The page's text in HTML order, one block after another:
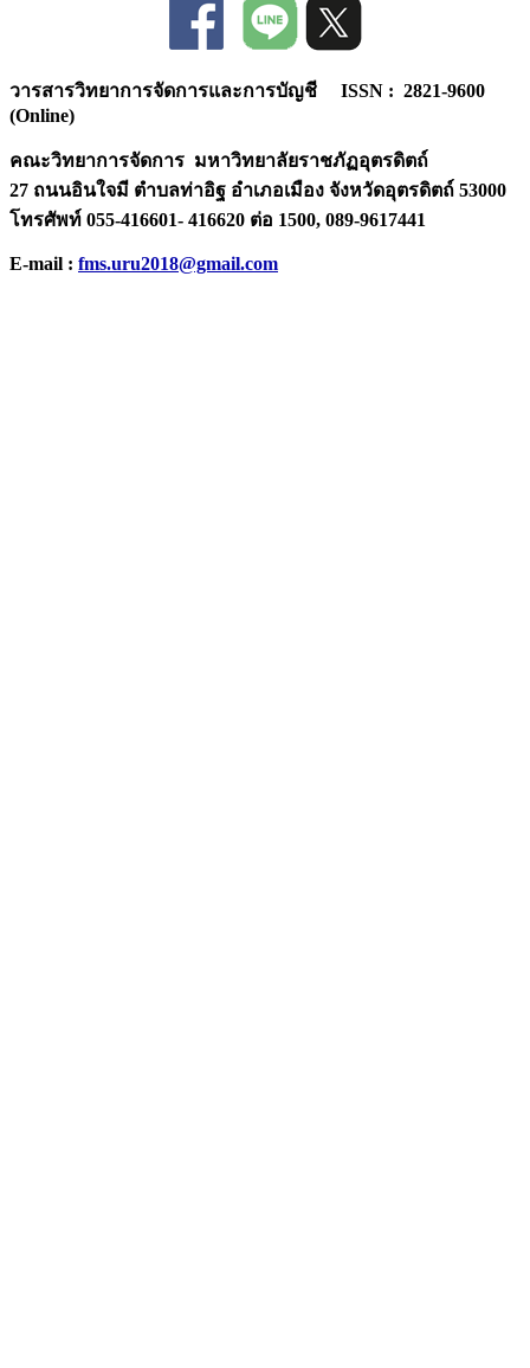
วารสารวิทยาการจัดการและการบัญชี ISSN : 2821-9600
(Online)
คณะวิทยาการจัดการ มหาวิทยาลัยราชภัฏอุตรดิตถ์
27 ถนนอินใจมี ตำบลท่าอิฐ อำเภอเมือง จังหวัดอุตรดิตถ์ 53000
โทรศัพท์ 055-416601- 416620 ต่อ 1500, 089-9617441
E-mail : fms.uru2018@gmail.com